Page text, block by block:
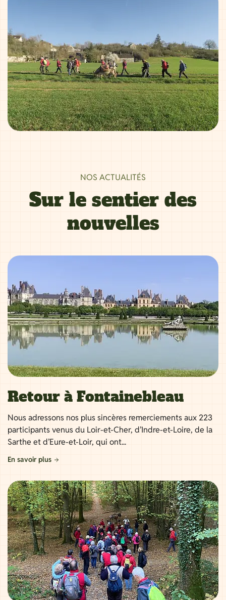
NOS ACTUALITÉS
Sur le sentier des
nouvelles
Retour à Fontainebleau
Nous adressons nos plus sincères remerciements aux 223
participants venus du Loir-et-Cher, d’Indre-et-Loire, de la
Sarthe et d’Eure-et-Loir, qui ont...
En savoir plus